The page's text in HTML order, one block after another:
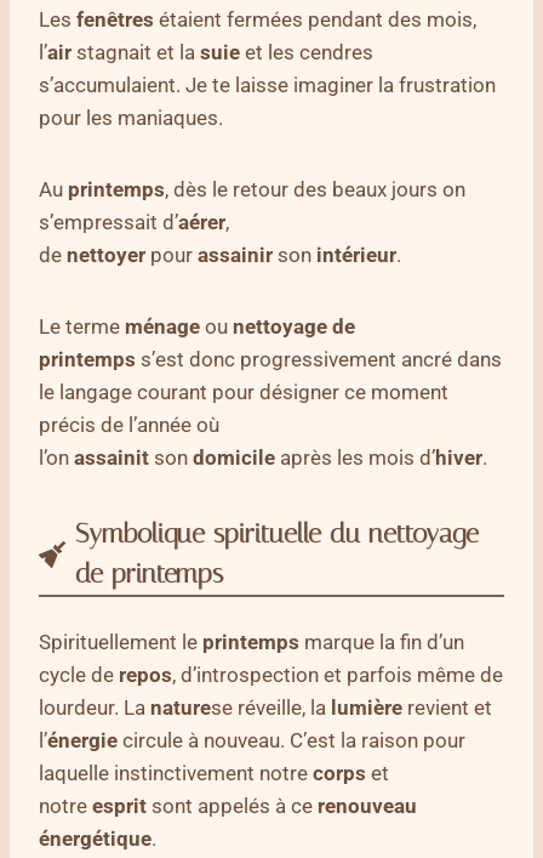
Les fenêtres étaient fermées pendant des mois,
l’air stagnait et la suie et les cendres
s’accumulaient. Je te laisse imaginer la frustration
pour les maniaques.
Au printemps, dès le retour des beaux jours on
s’empressait d’aérer,
de nettoyer pour assainir son intérieur.
Le terme ménage ou nettoyage de
printemps s’est donc progressivement ancré dans
le langage courant pour désigner ce moment
précis de l’année où
l’on assainit son domicile après les mois d’hiver.
Symbolique spirituelle du nettoyage
de printemps
Spirituellement le printemps marque la fin d’un
cycle de repos, d’introspection et parfois même de
lourdeur. La naturese réveille, la lumière revient et
l’énergie circule à nouveau. C’est la raison pour
laquelle instinctivement notre corps et
notre esprit sont appelés à ce renouveau
énergétique.